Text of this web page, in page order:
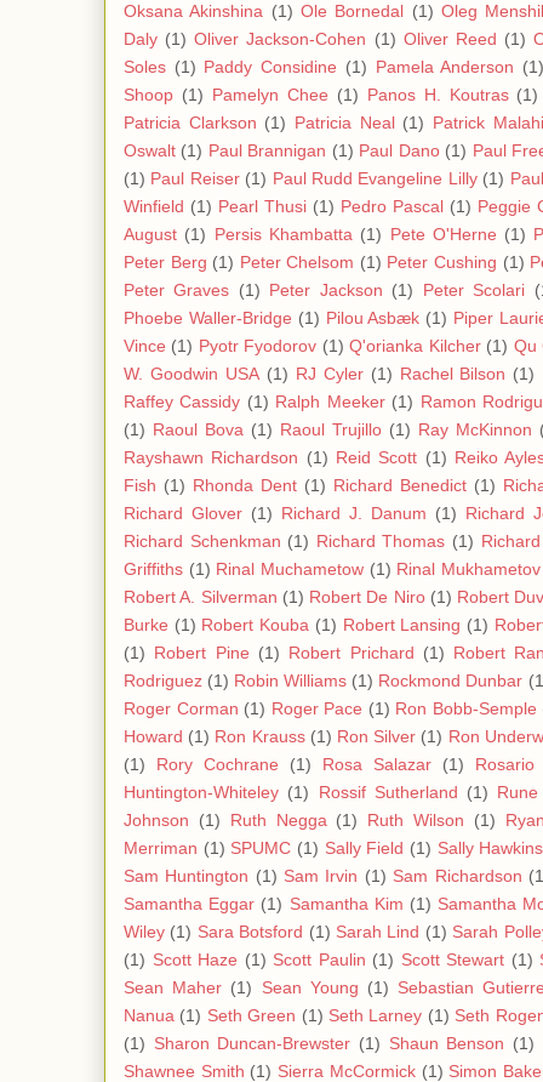
Oksana Akinshina (1) Ole Bornedal (1) Oleg
Daly (1) Oliver Jackson-Cohen (1) Oliver Reed (1)
Soles (1) Paddy Considine (1) Pamela Anderson
Shoop (1) Pamelyn Chee (1) Panos H. Koutras (1)
Patricia Clarkson (1) Patricia Neal (1)
Patrick
Oswalt (1) Paul Brannigan (1) Paul Dano (1) Paul
(1) Paul Reiser (1) Paul Rudd Evangeline Lilly (1)
Winfield (1) Pearl Thusi (1) Pedro Pascal (1) Peggie
August (1) Persis Khambatta (1) Pete O'Herne (1)
Peter Berg (1) Peter Chelsom (1) Peter Cushing (1)
Peter Graves (1) Peter Jackson (1) Peter Scolari
Phoebe Waller-Bridge (1) Pilou Asbæk (1) Piper
Vince (1) Pyotr Fyodorov (1) Q'orianka Kilcher (1) Qu
W. Goodwin USA (1) RJ Cyler (1) Rachel Bilson (1)
Raffey Cassidy (1) Ralph Meeker (1) Ramon
(1) Raoul Bova (1) Raoul Trujillo (1) Ray McKinnon
Rayshawn Richardson (1) Reid Scott (1) Reiko
Fish (1) Rhonda Dent (1) Richard Benedict (1)
Richard Glover (1) Richard J. Danum (1)
Richard
Richard Schenkman (1) Richard Thomas (1)
Griffiths (1) Rinal Muchametow (1) Rinal Mukhametov
Robert A. Silverman (1) Robert De Niro (1) Robert
Burke (1) Robert Kouba (1) Robert Lansing (1)
(1)
Robert Pine (1) Robert Prichard (1)
Robert
Rodriguez (1) Robin Williams (1) Rockmond Dunbar
Roger Corman (1) Roger Pace (1) Ron Bobb-Semple
Howard (1) Ron Krauss (1) Ron Silver (1) Ron
(1)
Rory Cochrane (1) Rosa Salazar (1)
Rosario
Huntington-Whiteley (1) Rossif Sutherland (1)
Johnson
(1) Ruth Negga (1) Ruth Wilson (1)
Merriman (1) SPUMC (1) Sally Field (1) Sally Hawkins
Sam Huntington (1) Sam Irvin (1) Sam Richardson
Samantha Eggar (1) Samantha Kim (1) Samantha
Wiley (1) Sara Botsford (1) Sarah Lind (1) Sarah
(1) Scott Haze (1) Scott Paulin (1) Scott Stewart (1)
Sean Maher (1) Sean Young (1) Sebastian
Nanua (1) Seth Green (1) Seth Larney (1) Seth
(1) Sharon Duncan-Brewster (1) Shaun Benson (1)
Shawnee Smith (1) Sierra McCormick (1) Simon